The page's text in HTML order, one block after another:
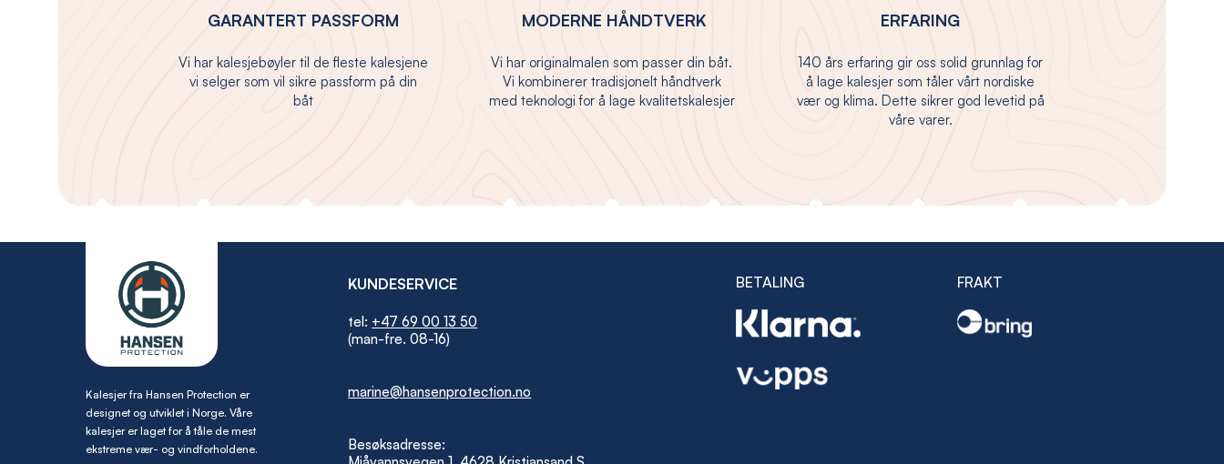
GARANTERT PASSFORM
Vi har kalesjebøyler til de fleste kalesjene
vi selger som vil sikre passform på din
båt
MODERNE HÅNDTVERK
Vi har originalmalen som passer din båt.
Vi kombinerer tradisjonelt håndtverk
med teknologi for å lage kvalitetskalesjer
ERFARING
140 års erfaring gir oss solid grunnlag for
å lage kalesjer som tåler vårt nordiske
vær og klima. Dette sikrer god levetid på
våre varer.
Kalesjer fra Hansen Protection er
designet og utviklet i Norge. Våre
kalesjer er laget for å tåle de mest
ekstreme vær- og vindforholdene.
KUNDESERVICE
tel: +47 69 00 13 50
(man-fre. 08-16)
marine@hansenprotection.no
Besøksadresse:
BETALING FRAKT